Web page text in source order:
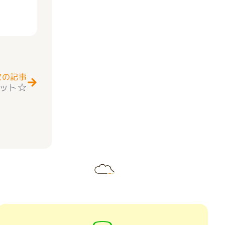
の記事
ト☆